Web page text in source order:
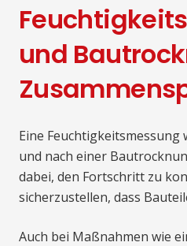
und
Eine
und nach einer
dabei, den Fortschritt zu
sicherzustellen, dass
Auch bei Maßnahmen wie